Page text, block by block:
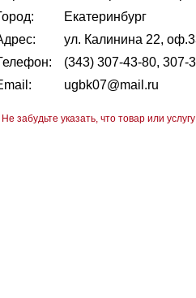
Екатеринбург
ул. Калинина 22,
(343) 307-43-80, 307-
ugbk07@mail.ru
забудьте указать, что товар или